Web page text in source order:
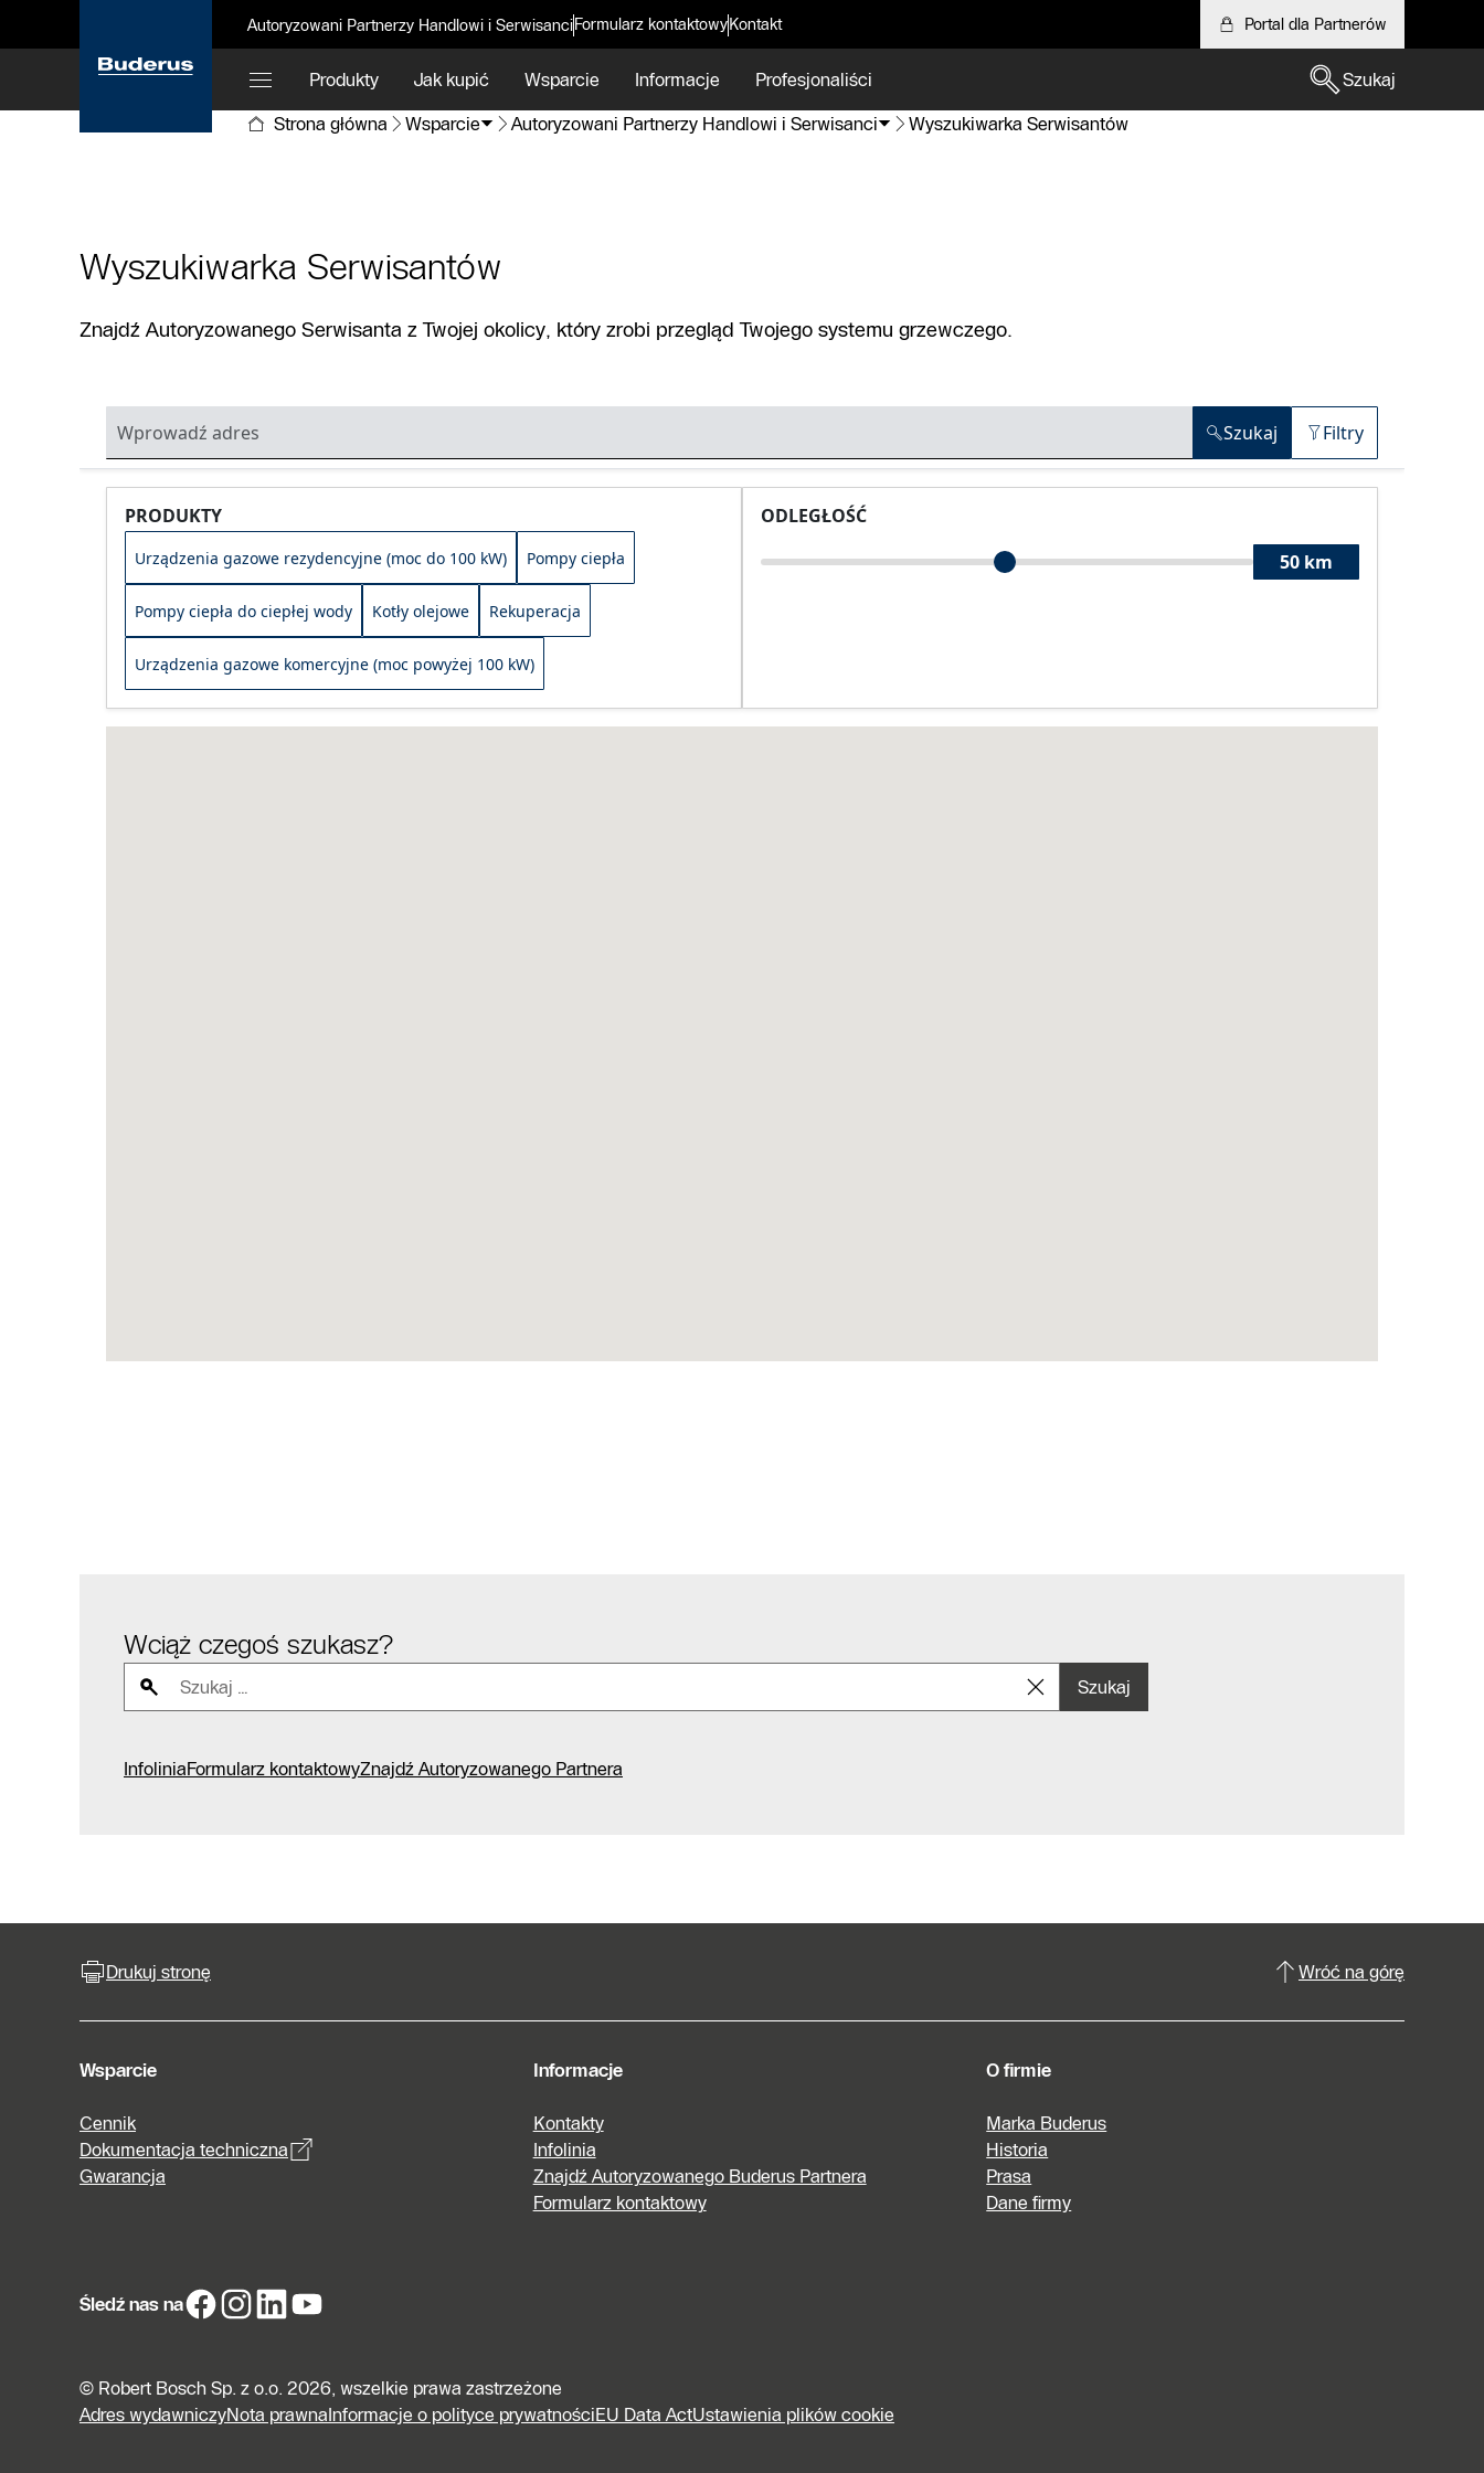
Autoryzowani Partnerzy Handlowi i SerwisanciFormularz kontaktowyKontakt Portal dla Partnerów
Produkty Jak kupić Wsparcie Informacje Profesjonaliści
Szukaj
Strona główna
Wsparcie Autoryzowani Partnerzy Handlowi i Serwisanci Wyszukiwarka Serwisantów
Wyszukiwarka Serwisantów
Znajdź Autoryzowanego Serwisanta z Twojej okolicy, który zrobi przegląd Twojego systemu grzewczego.
Wciąż czegoś szukasz?
Szukaj
InfoliniaFormularz kontaktowyZnajdź Autoryzowanego Partnera
Znajdź
Partnera
Drukuj stronę Wróć na górę
Wsparcie
Cennik
Dokumentacja techniczna
Gwarancja
Informacje
Kontakty
Infolinia
Znajdź Autoryzowanego Buderus Partnera
Formularz kontaktowy
O firmie
Marka Buderus
Historia
Prasa
Dane firmy
Śledź nas na
© Robert Bosch Sp. z o.o. 2026, wszelkie prawa zastrzeżone
Adres wydawniczyNota prawnaInformacje o polityce prywatnościEU Data ActUstawienia plików cookie